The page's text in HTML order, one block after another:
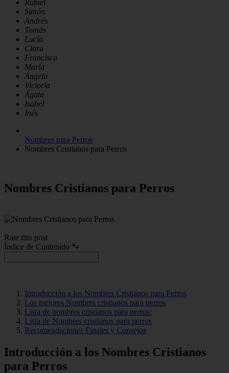
Rafael
Simón
Andrés
Tomás
Lucía
Clara
Francisca
María
Ángela
Victoria
Ágata
Isabel
Inés
Nombres para Perros
Nombres Cristianos para Perros
Nombres Cristianos para Perros
Rate this post
Índice de Contenido 🐾
Introducción a los Nombres Cristianos para Perros
Los mejores Nombres cristianos para perros
Lista de nombres cristianos para perros:
Lista de Nombres cristianos para perros
Recomendaciones Finales y Consejos
Introducción a los Nombres Cristianos
para Perros